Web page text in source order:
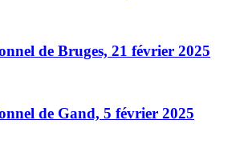
de Bruges, 21 février 2025
de Gand, 5 février 2025